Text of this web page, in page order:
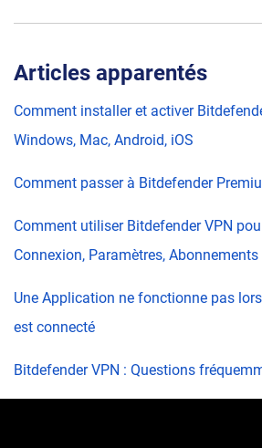
Articles apparentés
Comment installer et activer
Windows, Mac, Android, iOS
Comment passer à Bitdefender
Comment utiliser Bitdefender VPN
Connexion, Paramètres, Abonnements
Une Application ne fonctionne pas
est connecté
Bitdefender VPN : Questions